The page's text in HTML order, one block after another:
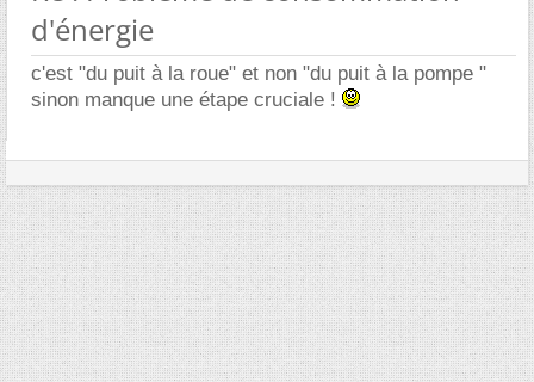
d'énergie
c'est "du puit à la roue" et non "du puit à la pompe "
sinon manque une étape cruciale !